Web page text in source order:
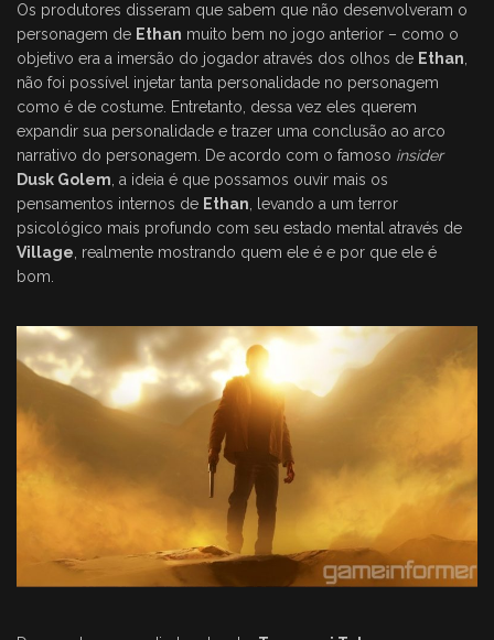
Os produtores disseram que sabem que não desenvolveram o
personagem de Ethan muito bem no jogo anterior – como o
objetivo era a imersão do jogador através dos olhos de Ethan,
não foi possível injetar tanta personalidade no personagem
como é de costume. Entretanto, dessa vez eles querem
expandir sua personalidade e trazer uma conclusão ao arco
narrativo do personagem. De acordo com o famoso insider
Dusk Golem, a ideia é que possamos ouvir mais os
pensamentos internos de Ethan, levando a um terror
psicológico mais profundo com seu estado mental através de
Village, realmente mostrando quem ele é e por que ele é
bom.